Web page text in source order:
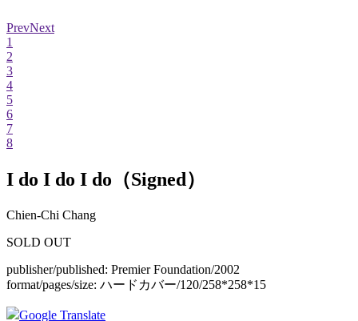
PrevNext
1
2
3
4
5
6
7
8
I do I do I do（Signed）
Chien-Chi Chang
SOLD OUT
publisher/published: Premier Foundation/2002
format/pages/size: ハードカバー/120/258*258*15
Google Translate